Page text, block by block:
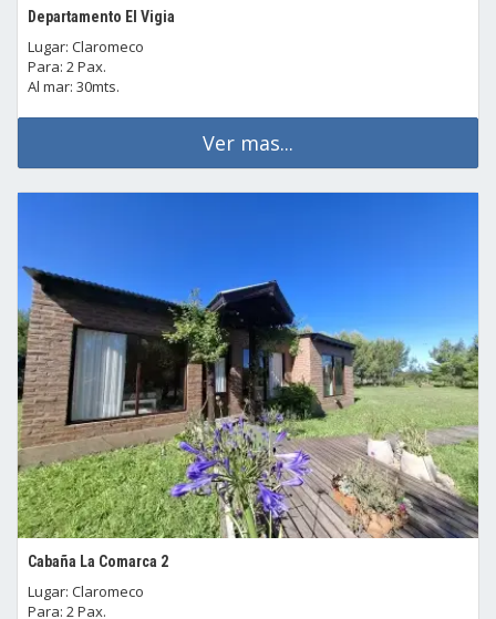
Departamento El Vigia
Lugar: Claromeco
Para: 2 Pax.
Al mar: 30mts.
Ver mas...
Cabaña La Comarca 2
Lugar: Claromeco
Para: 2 Pax.